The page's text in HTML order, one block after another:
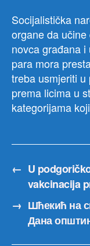
Socijalistička
organe da
novca građana
para mora
treba usmjeriti
prema licima u
kategorijama
← U
vakcinacija
→ Шћекић на
Дана